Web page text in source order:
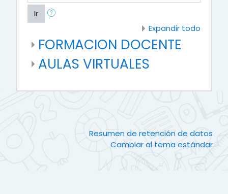
Ir
Expandir todo
FORMACION DOCENTE
AULAS VIRTUALES
Resumen de retención de datos
Cambiar al tema estándar